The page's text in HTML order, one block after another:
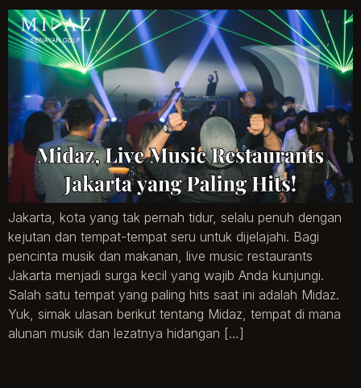
Jakarta, kota yang tak pernah tidur, selalu penuh dengan
kejutan dan tempat-tempat seru untuk dijelajahi. Bagi
pencinta musik dan makanan, live music restaurants
Jakarta menjadi surga kecil yang wajib Anda kunjungi.
Salah satu tempat yang paling hits saat ini adalah Midaz.
Yuk, simak ulasan berikut tentang Midaz, tempat di mana
alunan musik dan lezatnya hidangan […]